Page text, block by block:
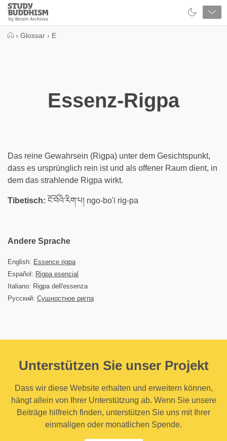
Close
Study
Buddhism
› Glossar › E
Essenz-Rigpa
Das reine Gewahrsein (Rigpa) unter dem Gesichtspunkt,
dass es ursprünglich rein ist und als offener Raum dient, in
dem das strahlende Rigpa wirkt.
Tibetisch: ངོ་བོའི་རིག་པ། ngo-bo'i rig-pa
Andere Sprache
English: Essence rigpa
Español: Rigpa esencial
Italiano: Rigpa dell'essenza
Русский: Сущностное ригпа
Unterstützen Sie unser Projekt
Dass wir diese Website erhalten und erweitern können,
hängt allein von Ihrer Unterstützung ab. Wenn Sie unsere
Beiträge hilfreich finden, unterstützen Sie uns mit Ihrer
einmaligen oder monatlichen Spende.